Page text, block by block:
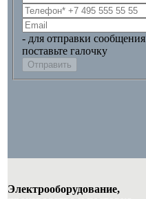
- для отправки сообщения
поставьте галочку
Отправить
Электрооборудование,